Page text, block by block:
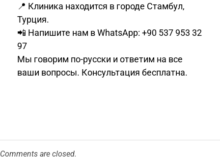
📍 Клиника находится в городе Стамбул,
Турция.
📲 Напишите нам в WhatsApp: +90 537 953 32
97
Мы говорим по-русски и ответим на все
ваши вопросы. Консультация бесплатна.
Comments are closed.